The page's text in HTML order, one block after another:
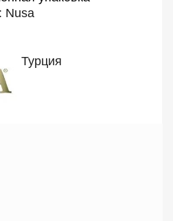
Nusa
Турция